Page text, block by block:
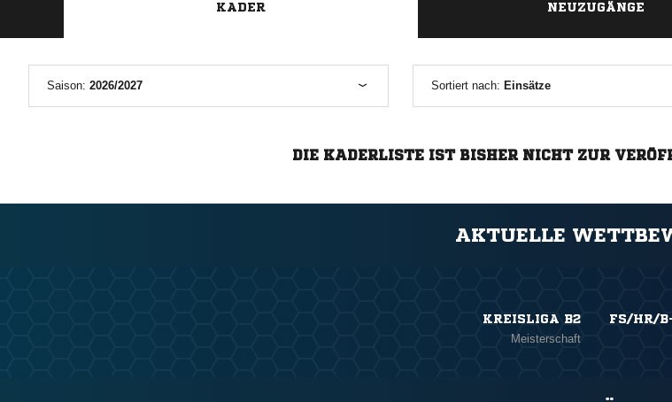
KADER NEUZUGÄNGE
Saison: 2026/2027 Sortiert nach: Einsätze
DIE KADERLISTE IST BISHER NICHT ZUR
AKTUELLE
KREISLIGA B2
Meisterschaft
FS/HR/